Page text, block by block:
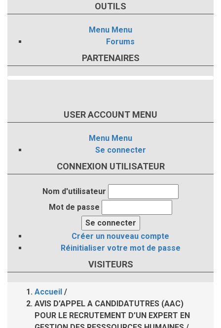
OUTILS
Menu Menu
Forums
PARTENAIRES
USER ACCOUNT MENU
Menu Menu
Se connecter
CONNEXION UTILISATEUR
Nom d'utilisateur
Mot de passe
Créer un nouveau compte
Réinitialiser votre mot de passe
VISITEURS
Fil
d'Ariane
Accueil /
AVIS D’APPEL A CANDIDATUTRES (AAC)
POUR LE RECRUTEMENT D’UN EXPERT EN